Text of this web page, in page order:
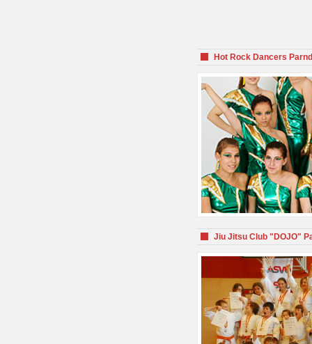
Hot Rock Dancers
Jiu Jitsu Club "DOJO"